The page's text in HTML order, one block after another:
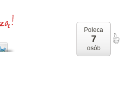
Poleca
7
osób